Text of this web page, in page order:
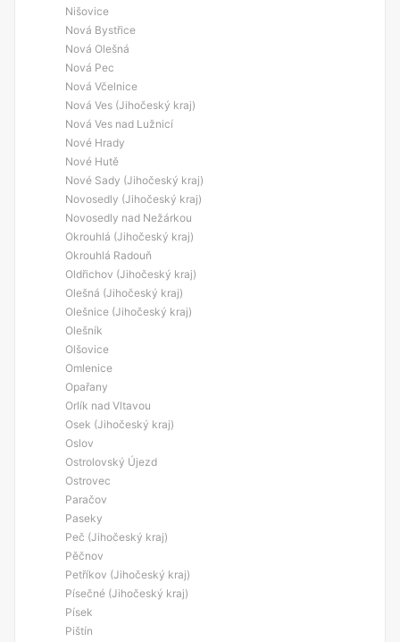
Nišovice
Nová Bystřice
Nová Olešná
Nová Pec
Nová Včelnice
Nová Ves (Jihočeský kraj)
Nová Ves nad Lužnicí
Nové Hrady
Nové Hutě
Nové Sady (Jihočeský kraj)
Novosedly (Jihočeský kraj)
Novosedly nad Nežárkou
Okrouhlá (Jihočeský kraj)
Okrouhlá Radouň
Oldřichov (Jihočeský kraj)
Olešná (Jihočeský kraj)
Olešnice (Jihočeský kraj)
Olešník
Olšovice
Omlenice
Opařany
Orlík nad Vltavou
Osek (Jihočeský kraj)
Oslov
Ostrolovský Újezd
Ostrovec
Paračov
Paseky
Peč (Jihočeský kraj)
Pěčnov
Petříkov (Jihočeský kraj)
Písečné (Jihočeský kraj)
Písek
Pištín